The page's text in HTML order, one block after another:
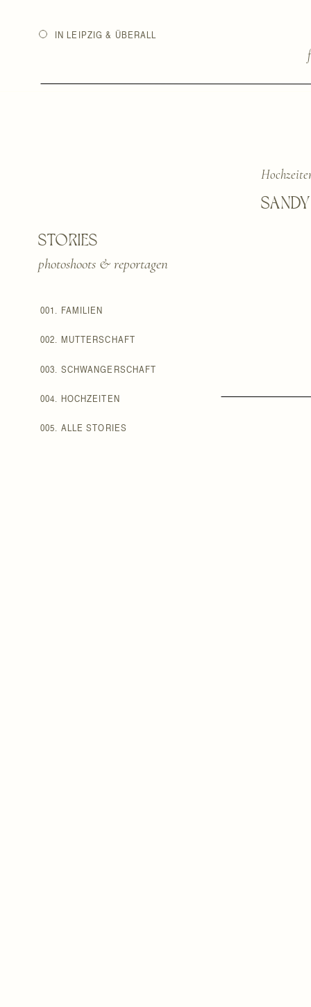
IN LEIPZIG & ÜBERALL
003. SCHWANGERSCHAFT
004. HOCHZEITEN
002. MUTTERSCHAFT
001. FAMILIEN
photoshoots & reportagen
STORIES
005. ALLE STORIES